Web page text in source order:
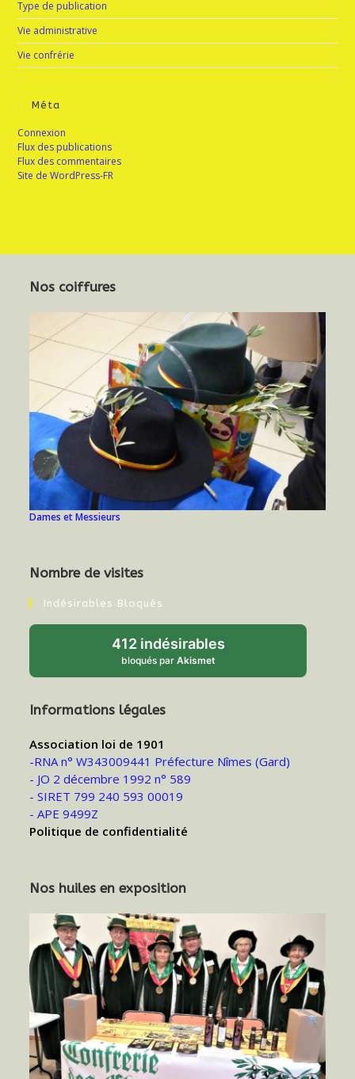
Type de publication
Vie administrative
Vie confrérie
Méta
Connexion
Flux des publications
Flux des commentaires
Site de WordPress-FR
Nos coiffures
Dames et Messieurs
Nombre de visites
Indésirables Bloqués
412 indésirables
bloqués par Akismet
Informations légales
Association loi de 1901
-RNA n° W343009441 Préfecture Nîmes (Gard)
- JO 2 décembre 1992 n° 589
- SIRET 799 240 593 00019
- APE 9499Z
Politique de confidentialité
Nos huiles en exposition